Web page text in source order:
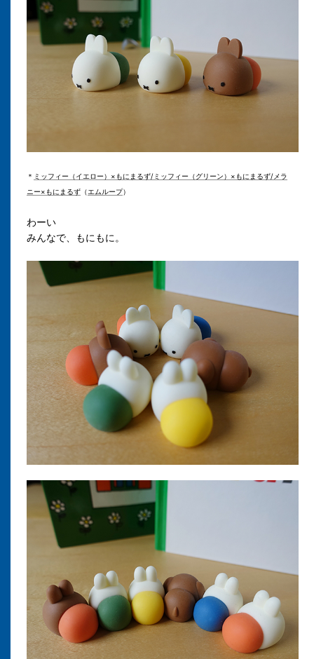
＊ ミッフィー（イエロー）×もにまるず/ミッフィー（グリーン）×もにまるず/メラ
ニー×もにまるず （エムループ）
わーい
みんなで、もにもに。